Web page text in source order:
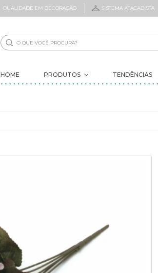
QUALIDADE EM DECORAÇÃO SISTEMA ATACADISTA
HOME PRODUTOS
PLACA DE GRAMA
TENDÊNCIAS